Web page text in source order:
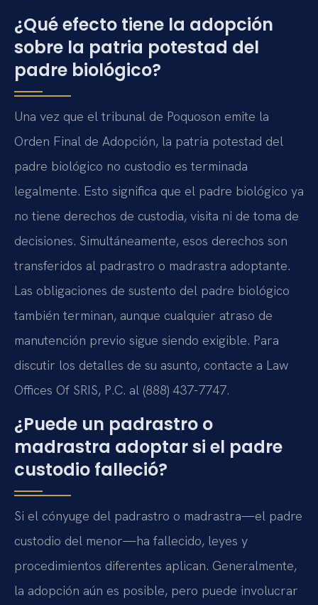
¿Qué efecto tiene la adopción
sobre la patria potestad del
padre biológico?
Una vez que el tribunal de Poquoson emite la
Orden Final de Adopción, la patria potestad del
padre biológico no custodio es terminada
legalmente. Esto significa que el padre biológico ya
no tiene derechos de custodia, visita ni de toma de
decisiones. Simultáneamente, esos derechos son
transferidos al padrastro o madrastra adoptante.
Las obligaciones de sustento del padre biológico
también terminan, aunque cualquier atraso de
manutención previo sigue siendo exigible. Para
discutir los detalles de su asunto, contacte a Law
Offices Of SRIS, P.C. al (888) 437-7747.
¿Puede un padrastro o
madrastra adoptar si el padre
custodio falleció?
Si el cónyuge del padrastro o madrastra—el padre
custodio del menor—ha fallecido, leyes y
procedimientos diferentes aplican. Generalmente,
la adopción aún es posible, pero puede involucrar